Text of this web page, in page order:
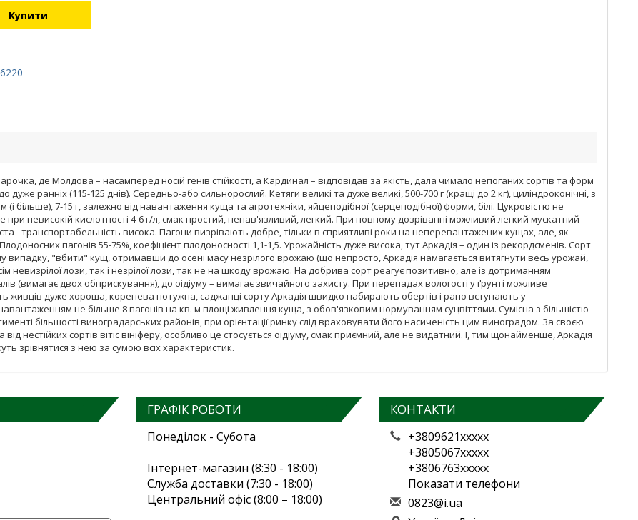
Купити
де Молдова – насамперед носій генів стійкості, а Кардинал – відповідав за якість, дала чимало непоганих сортів та форм
ранніх (115-125 днів). Середньо-або сильнорослий. Кетяги великі та дуже великі, 500-700 г (кращі до 2 кг), циліндроконічні, з
(і більше), 7-15 г, залежно від навантаження куща та агротехніки, яйцеподібної (серцеподібної) форми, білі. Цукровістю не
невисокій кислотності 4-6 г/л, смак простий, ненав'язливий, легкий. При повному дозріванні можливий легкий мускатний
- транспортабельність висока. Пагони визрівають добре, тільки в сприятливі роки на неперевантажених кущах, але, як
пагонів 55-75%, коефіцієнт плодоносності 1,1-1,5. Урожайність дуже висока, тут Аркадія – один із рекордсменів. Сорт
"вбити" кущ, отримавши до осені масу незрілого врожаю (що непросто, Аркадія намагається витягнути весь урожай,
невизрілої лози, так і незрілої лози, так не на шкоду врожаю. На добрива сорт реагує позитивно, але із дотриманням
(вимагає двох обприскування), до оідіуму – вимагає звичайного захисту. При перепадах вологості у ґрунті можливе
живців дуже хороша, коренева потужна, саджанці сорту Аркадія швидко набирають обертів і рано вступають у
не більше 8 пагонів на кв. м площі живлення куща, з обов'язковим нормуванням суцвіттями. Сумісна з більшістю
більшості виноградарських районів, при орієнтації ринку слід враховувати його насиченість цим виноградом. За своєю
нестійких сортів вітіс вініферу, особливо це стосується оїдіуму, смак приємний, але не видатний. І, тим щонайменше, Аркадія
зрівнятися з нею за сумою всіх характеристик.
ГРАФІК РОБОТИ
Понеділок - Субота
Інтернет-магазин (8:30 - 18:00)
Служба доставки (7:30 - 18:00)
Центральний офіс (8:00 – 18:00)
КОНТАКТИ
+3809621xxxxx
+3805067xxxxx
+3806763xxxxx
Показати телефони
0823@i.ua